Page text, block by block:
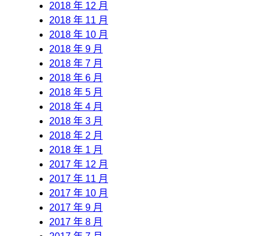
2018 年 12 月
2018 年 11 月
2018 年 10 月
2018 年 9 月
2018 年 7 月
2018 年 6 月
2018 年 5 月
2018 年 4 月
2018 年 3 月
2018 年 2 月
2018 年 1 月
2017 年 12 月
2017 年 11 月
2017 年 10 月
2017 年 9 月
2017 年 8 月